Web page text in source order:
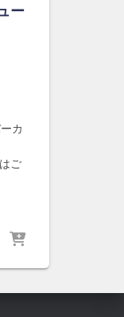
ー
カ
ご